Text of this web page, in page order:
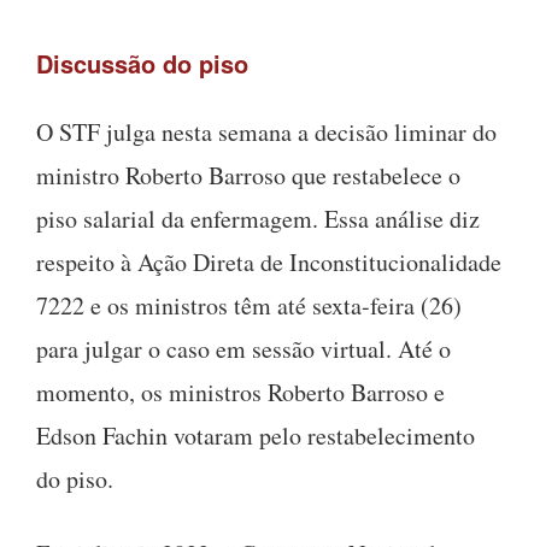
Discussão do piso
O STF julga nesta semana a decisão liminar do
ministro Roberto Barroso que restabelece o
piso salarial da enfermagem. Essa análise diz
respeito à Ação Direta de Inconstitucionalidade
7222 e os ministros têm até sexta-feira (26)
para julgar o caso em sessão virtual. Até o
momento, os ministros Roberto Barroso e
Edson Fachin votaram pelo restabelecimento
do piso.